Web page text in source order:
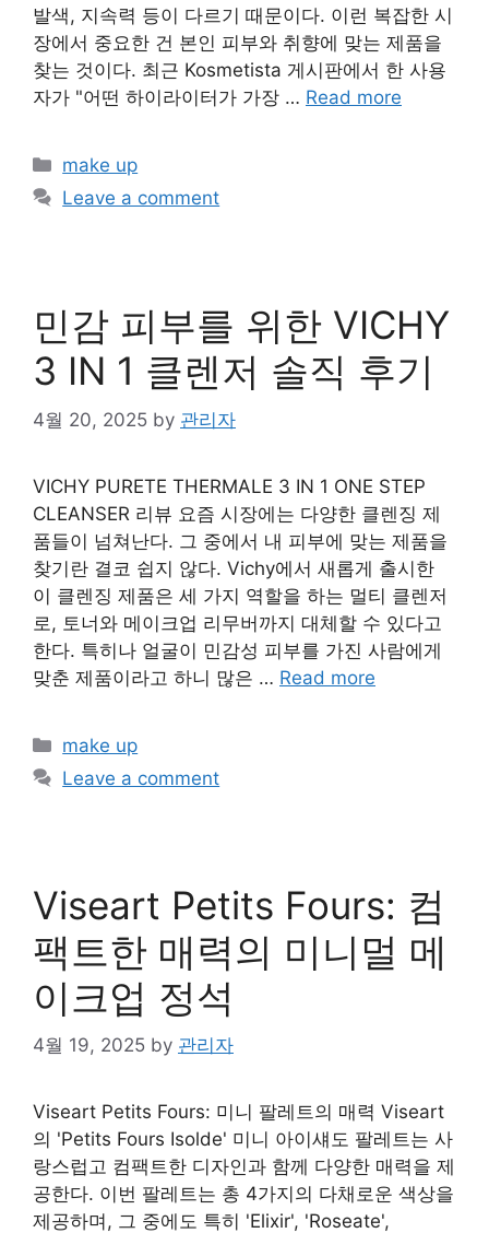
발색, 지속력 등이 다르기 때문이다. 이런 복잡한 시
장에서 중요한 건 본인 피부와 취향에 맞는 제품을
찾는 것이다. 최근 Kosmetista 게시판에서 한 사용
자가 "어떤 하이라이터가 가장 … Read more
Categories
make up
Leave a comment
민감 피부를 위한 VICHY
3 IN 1 클렌저 솔직 후기
4월 20, 2025 by 관리자
VICHY PURETE THERMALE 3 IN 1 ONE STEP
CLEANSER 리뷰 요즘 시장에는 다양한 클렌징 제
품들이 넘쳐난다. 그 중에서 내 피부에 맞는 제품을
찾기란 결코 쉽지 않다. Vichy에서 새롭게 출시한
이 클렌징 제품은 세 가지 역할을 하는 멀티 클렌저
로, 토너와 메이크업 리무버까지 대체할 수 있다고
한다. 특히나 얼굴이 민감성 피부를 가진 사람에게
맞춘 제품이라고 하니 많은 … Read more
Categories
make up
Leave a comment
Viseart Petits Fours: 컴
팩트한 매력의 미니멀 메
이크업 정석
4월 19, 2025 by 관리자
Viseart Petits Fours: 미니 팔레트의 매력 Viseart
의 'Petits Fours Isolde' 미니 아이섀도 팔레트는 사
랑스럽고 컴팩트한 디자인과 함께 다양한 매력을 제
공한다. 이번 팔레트는 총 4가지의 다채로운 색상을
제공하며, 그 중에도 특히 'Elixir', 'Roseate',